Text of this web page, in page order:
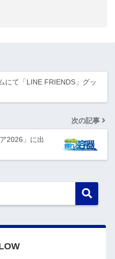
にて「LINE FRIENDS」グッ
次の記事
2026」に出